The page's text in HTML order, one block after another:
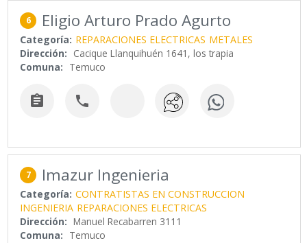
6 Eligio Arturo Prado Agurto
Categoría: REPARACIONES ELECTRICAS METALES
Dirección: Cacique Llanquihuén 1641, los trapia
Comuna: Temuco
 
7 Imazur Ingenieria
Categoría: CONTRATISTAS EN CONSTRUCCION
INGENIERIA REPARACIONES ELECTRICAS
Dirección: Manuel Recabarren 3111
Comuna: Temuco